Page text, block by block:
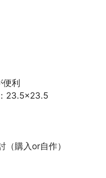
利
23.5×23.5
（購入or自作）